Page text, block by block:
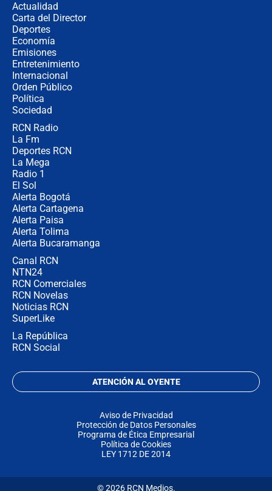
Actualidad
Carta del Director
Deportes
Economía
Emisiones
Entretenimiento
Internacional
Orden Público
Política
Sociedad
RCN Radio
La Fm
Deportes RCN
La Mega
Radio 1
El Sol
Alerta Bogotá
Alerta Cartagena
Alerta Paisa
Alerta Tolima
Alerta Bucaramanga
Canal RCN
NTN24
RCN Comerciales
RCN Novelas
Noticias RCN
SuperLike
La República
RCN Social
ATENCIÓN AL OYENTE
Aviso de Privacidad
Protección de Datos Personales
Programa de Ética Empresarial
Política de Cookies
LEY 1712 DE 2014
© 2026 RCN Medios.